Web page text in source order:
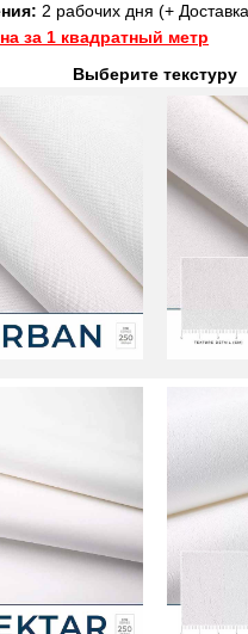
2 рабочих дня (+
за 1 квадратный метр
Выберите текстуру